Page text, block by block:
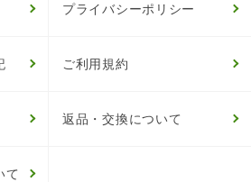
プライバシーポリシー
ご利用規約
返品・交換について
て